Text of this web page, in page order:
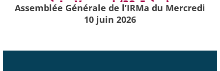
Assemblée Générale de l’IRMa du Mercredi
10 juin 2026